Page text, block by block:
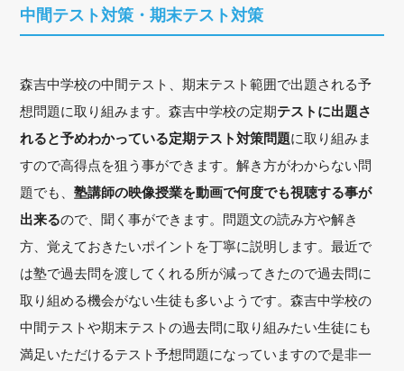
中間テスト対策・期末テスト対策
森吉中学校の中間テスト、期末テスト範囲で出題される予
想問題に取り組みます。森吉中学校の定期テストに出題さ
れると予めわかっている定期テスト対策問題に取り組みま
すので高得点を狙う事ができます。解き方がわからない問
題でも、塾講師の映像授業を動画で何度でも視聴する事が
出来るので、聞く事ができます。問題文の読み方や解き
方、覚えておきたいポイントを丁寧に説明します。最近で
は塾で過去問を渡してくれる所が減ってきたので過去問に
取り組める機会がない生徒も多いようです。森吉中学校の
中間テストや期末テストの過去問に取り組みたい生徒にも
満足いただけるテスト予想問題になっていますので是非一